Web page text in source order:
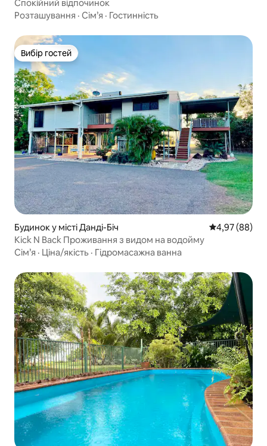
Спокійний відпочинок
Розташування · Сім’я · Гостинність
Вибір гостей
Вибір гостей
Будинок у місті Данді-Біч Середня
4,97 (88)
Kick N Back Проживання з видом на водойму
Сім’я · Ціна/якість · Гідромасажна ванна